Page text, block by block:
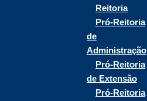
Reitoria
Pró-Reitoria
de
Administração
Pró-Reitoria
de Extensão
Pró-Reitoria